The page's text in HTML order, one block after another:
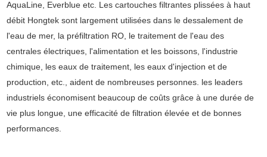
AquaLine, Everblue etc. Les cartouches filtrantes plissées à haut
débit Hongtek sont largement utilisées dans le dessalement de
l'eau de mer, la préfiltration RO, le traitement de l'eau des
centrales électriques, l'alimentation et les boissons, l'industrie
chimique, les eaux de traitement, les eaux d'injection et de
production, etc., aident de nombreuses personnes. les leaders
industriels économisent beaucoup de coûts grâce à une durée de
vie plus longue, une efficacité de filtration élevée et de bonnes
performances.